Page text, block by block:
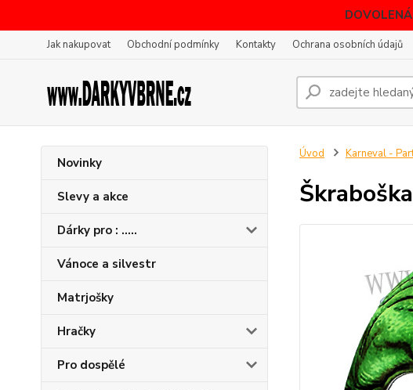
Jak nakupovat Obchodní podmínky Kontakty Ochrana osobních údajů
Novinky
Slevy a akce
Dárky pro : .....
Vánoce a silvestr
Matrjošky
Hračky
Pro dospělé
Úvod Karneval -